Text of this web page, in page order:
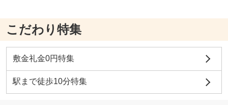
こだわり特集
敷金礼金0円特集
駅まで徒歩10分特集